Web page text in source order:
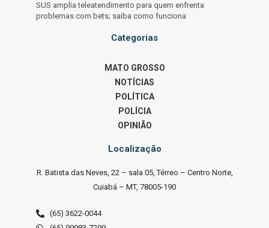
SUS amplia teleatendimento para quem enfrenta
problemas com bets; saiba como funciona
Categorias
MATO GROSSO
NOTÍCIAS
POLÍTICA
POLÍCIA
OPINIÃO
Localização
R. Batista das Neves, 22 – sala 05, Térreo – Centro Norte,
Cuiabá – MT, 78005-190
(65) 3622-0044